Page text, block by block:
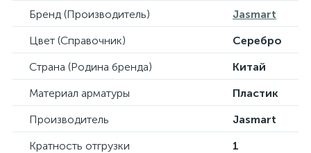
Бренд (Производитель)
Jasmart
Цвет (Справочник)
Серебро
Страна (Родина бренда)
Китай
Материал арматуры
Пластик
Производитель
Jasmart
Кратность отгрузки
1